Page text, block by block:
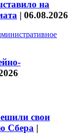
на
| 06.08.2026
свои
Сбера |